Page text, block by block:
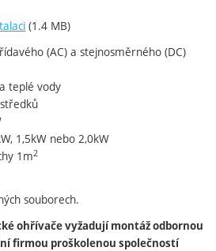
(1.4 MB)
(AC) a stejnosměrného (DC)
teplé vody
1,5kW nebo 2,0kW
1m2
souborech.
ohřívače vyžadují montáž odbornou
firmou proškolenou společností